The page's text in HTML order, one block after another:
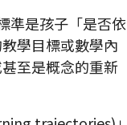
準是孩子「是否依
學目標或數學內
至是概念的重新